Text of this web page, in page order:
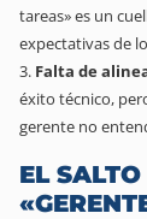
tareas» es un
expectativas de
Falta de
éxito técnico,
gerente no
EL